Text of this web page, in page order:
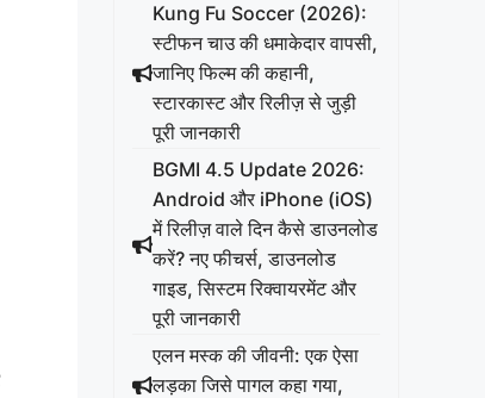
Kung Fu Soccer (2026):
स्टीफन चाउ की धमाकेदार वापसी,
जानिए फिल्म की कहानी,
स्टारकास्ट और रिलीज़ से जुड़ी
पूरी जानकारी
BGMI 4.5 Update 2026:
Android और iPhone (iOS)
में रिलीज़ वाले दिन कैसे डाउनलोड
करें? नए फीचर्स, डाउनलोड
गाइड, सिस्टम रिक्वायरमेंट और
पूरी जानकारी
एलन मस्क की जीवनी: एक ऐसा
लड़का जिसे पागल कहा गया,